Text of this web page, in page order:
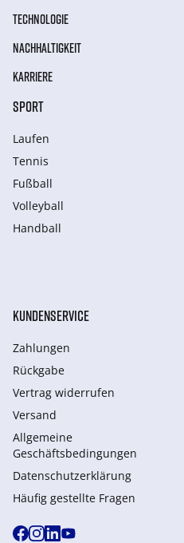
TECHNOLOGIE
NACHHALTIGKEIT
KARRIERE
SPORT
Laufen
Tennis
Fußball
Volleyball
Handball
KUNDENSERVICE
Zahlungen
Rückgabe
Vertrag widerrufen
Versand
Allgemeine
Geschäftsbedingungen
Datenschutzerklärung
Häufig gestellte Fragen